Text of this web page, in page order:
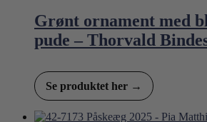
Grønt ornament med
pude – Thorvald
Se produktet her →